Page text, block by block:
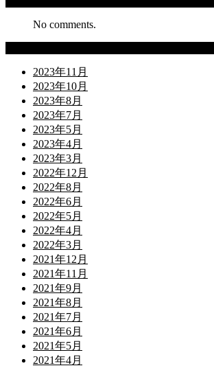
No comments.
2023年11月
2023年10月
2023年8月
2023年7月
2023年5月
2023年4月
2023年3月
2022年12月
2022年8月
2022年6月
2022年5月
2022年4月
2022年3月
2021年12月
2021年11月
2021年9月
2021年8月
2021年7月
2021年6月
2021年5月
2021年4月